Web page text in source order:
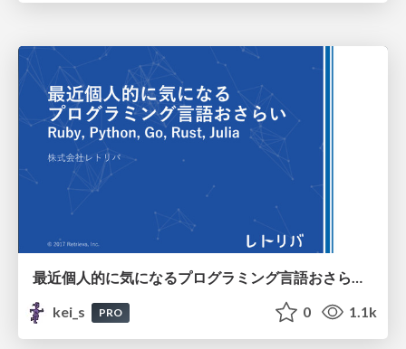
最近個人的に気になるプログラミング言語おさらい Ruby, Python, Go, Rust, Julia
kei_s
PRO 0 1.1k